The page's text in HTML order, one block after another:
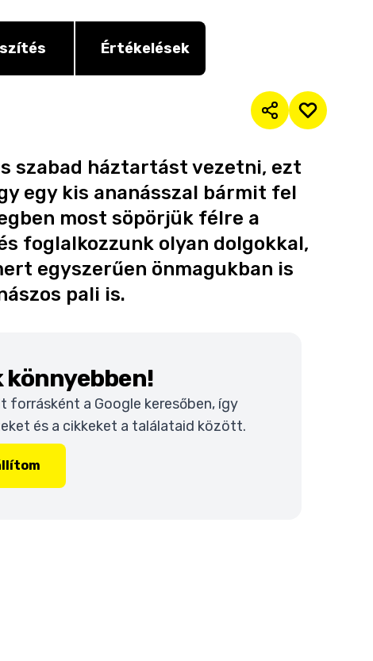
Értékelések
szabad háztartást vezetni, ezt
egy kis ananásszal bármit fel
most söpörjük félre a
foglalkozzunk olyan dolgokkal,
egyszerűen önmagukban is
pali is.
könnyebben!
a Google keresőben, így
és a cikkeket a találataid között.